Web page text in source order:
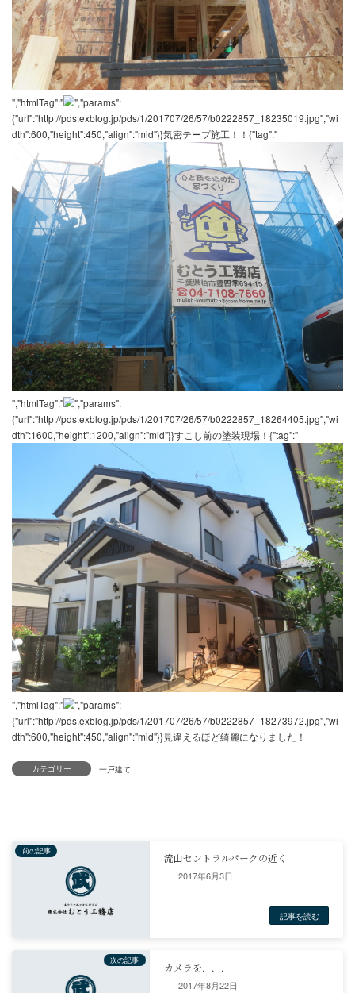
","htmlTag":"
","params":
{"url":"http://pds.exblog.jp/pds/1/201707/26/57/
dth":600,"height":450,"align":"mid"}}玄関前 パネルを施工した後、
を入れる前の下地作り！{"tag":"
","htmlTag":"
","params":
{"url":"http://pds.exblog.jp/pds/1/201707/26/57/
dth":600,"height":450,"align":"mid"}}気密テープ施工！！{"tag":"
","htmlTag":"
{"url":"http://pds.exblog.jp/pds/1/201707/26/57/
dth":1600,"height":1200,"align":"mid"}}すこし前の塗装現場！{"tag":"
カテゴリー
2017年6月3日
2017年8月22日